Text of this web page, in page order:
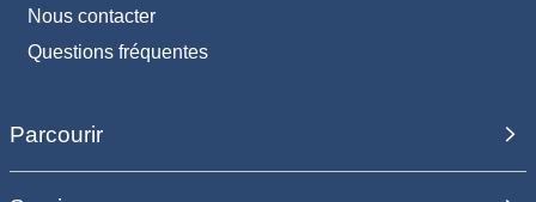
Nous contacter
Questions fréquentes
Parcourir